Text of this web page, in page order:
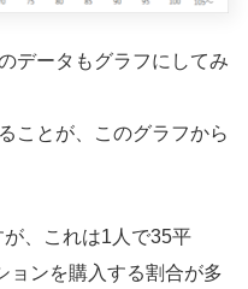
データもグラフにしてみ
ことが、このグラフから
、これは1人で35平
ョンを購入する割合が多